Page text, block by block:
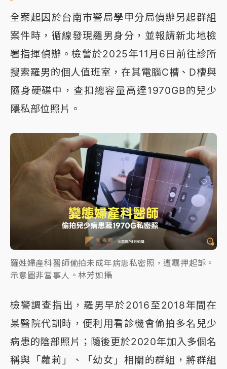
全案起因於台南市警局學甲分局偵辦另起群組
案件時，循線發現羅男身分，並報請新北地檢
署指揮偵辦。檢警於2025年11月6日前往診所
搜索羅男的個人值班室，在其電腦C槽、D槽與
隨身硬碟中，查扣總容量高達1970GB的兒少
隱私部位照片。
羅姓婦產科醫師偷拍未成年病患私密照，遭羈押起訴。
示意圖非當事人。林芳如攝
檢警調查指出，羅男早於2016至2018年間在
某醫院代訓時，便利用看診機會偷拍多名兒少
病患的陰部照片；隨後更於2020年加入多個名
稱與「蘿莉」、「幼女」相關的群組，將群組